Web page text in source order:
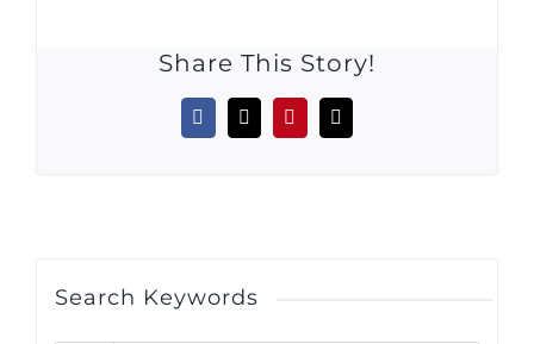
Share This Story!
Facebook
X PinterestEmail
Search Keywords